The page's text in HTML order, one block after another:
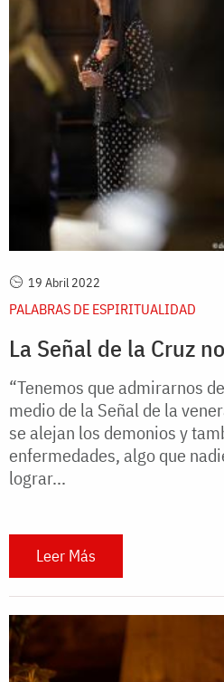
19 Abril 2022
PALABRAS DE ESPIRITUALIDAD
La Señal de la Cruz
“Tenemos que admirarnos
medio de la Señal de la
se alejan los demonios y
enfermedades, algo que
lograr...
Leer Más